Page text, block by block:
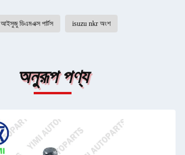
আইসুজু ডিএমএক্স পার্টস isuzu nkr অংশ
অনুরূপ পণ্য